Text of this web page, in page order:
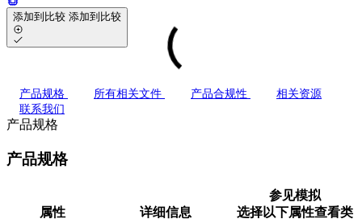
添加到比较 添加到比较
产品规格 所有相关文件 产品合规性
相关资源
联系我们
产品规格
产品规格
属性 详细信息
参见模拟
选择以下属性查看类